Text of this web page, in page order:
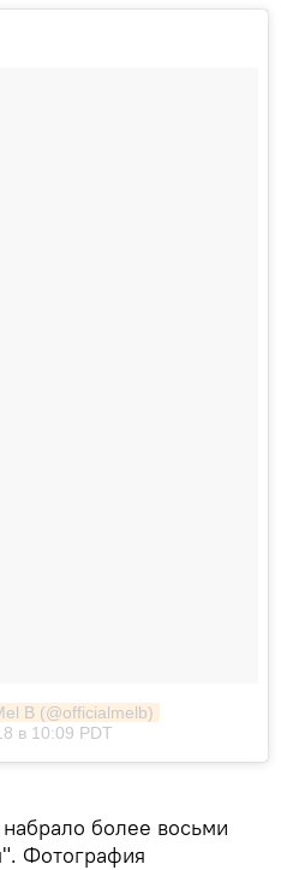
B (@officialmelb)
в 10:09 PDT
более восьми
Фотография